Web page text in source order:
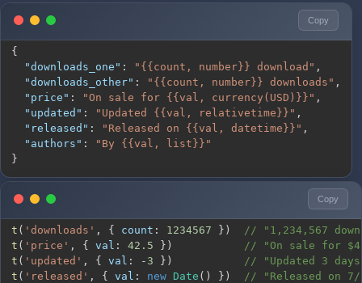
Copy
{
"downloads_one" : "{{count, number}} download" ,
"downloads_other" : "{{count, number}} downloads" ,
"price" : "On sale for {{val, currency(USD)}}" ,
"updated" : "Updated {{val, relativetime}}" ,
"released" : "Released on {{val, datetime}}" ,
"authors" :
"By {{val, list}}"
}
Copy
t ( 'downloads' , { count : 1234567 } )
// "1,234,567
t ( 'price' , { val : 42.5 } )
// "On sale for
t ( 'updated' , { val : - 3 } )
// "Updated 3
t ( 'released' , { val : new Date ( ) } )
// "Released on 7/